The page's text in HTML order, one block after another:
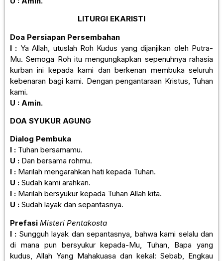
LITURGI EKARISTI
Doa Persiapan Persembahan
I : Ya Allah, utuslah Roh Kudus yang dijanjikan oleh Putra-
Mu. Semoga Roh itu mengungkapkan sepenuhnya rahasia
kurban ini kepada kami dan berkenan membuka seluruh
kebenaran bagi kami. Dengan pengantaraan Kristus, Tuhan
kami.
U : Amin.
DOA SYUKUR AGUNG
Dialog Pembuka
I : Tuhan bersamamu.
U : Dan bersama rohmu.
I : Marilah mengarahkan hati kepada Tuhan.
U : Sudah kami arahkan.
I : Marilah bersyukur kepada Tuhan Allah kita.
U : Sudah layak dan sepantasnya.
Prefasi Misteri Pentakosta
I : Sungguh layak dan sepantasnya, bahwa kami selalu dan
di mana pun bersyukur kepada-Mu, Tuhan, Bapa yang
kudus, Allah Yang Mahakuasa dan kekal: Sebab, Engkau